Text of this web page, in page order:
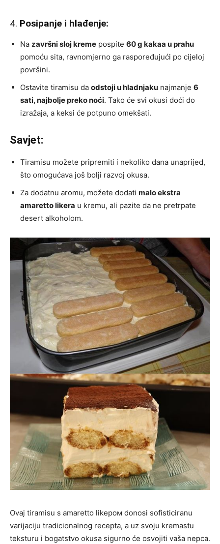
4. Posipanje i hlađenje:
Na završni sloj kreme pospite 60 g kakaa u prahu
pomoću sita, ravnomjerno ga raspoređujući po cijeloj
površini.
Ostavite tiramisu da odstoji u hladnjaku najmanje 6
sati, najbolje preko noći. Tako će svi okusi doći do
izražaja, a keksi će potpuno omekšati.
Savjet:
Tiramisu možete pripremiti i nekoliko dana unaprijed,
što omogućava još bolji razvoj okusa.
Za dodatnu aromu, možete dodati malo ekstra
amaretto likera u kremu, ali pazite da ne pretrpate
desert alkoholom.
Ovaj tiramisu s amaretto likером donosi sofisticiranu
varijaciju tradicionalnog recepta, a uz svoju kremastu
teksturu i bogatstvo okusa sigurno će osvojiti vaša nepca.